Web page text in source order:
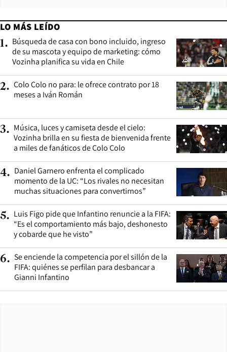
LO MÁS LEÍDO
1. Búsqueda de casa con bono incluido, ingreso
de su mascota y equipo de marketing: cómo
Vozinha planifica su vida en Chile
2. Colo Colo no para: le ofrece contrato por 18
meses a Iván Román
3. Música, luces y camiseta desde el cielo:
Vozinha brilla en su fiesta de bienvenida frente
a miles de fanáticos de Colo Colo
4. Daniel Garnero enfrenta el complicado
momento de la UC: “Los rivales no necesitan
muchas situaciones para convertirnos”
5. Luis Figo pide que Infantino renuncie a la FIFA:
“Es el comportamiento más bajo, deshonesto
y cobarde que he visto”
6. Se enciende la competencia por el sillón de la
FIFA: quiénes se perfilan para desbancar a
Gianni Infantino